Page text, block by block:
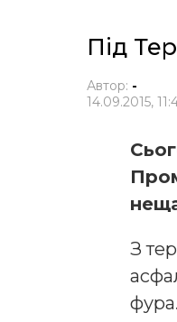
Під
Автор: -
14.09.2015,
З
фура.